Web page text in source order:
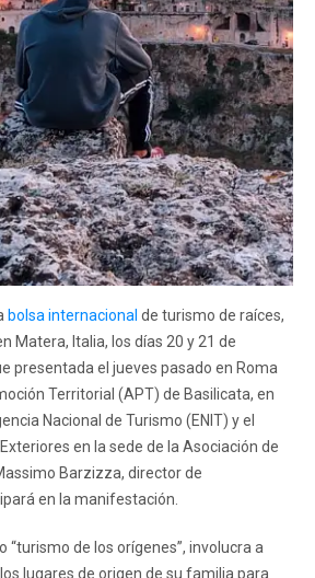
bolsa internacional de turismo de raíces,
Matera, Italia, los días 20 y 21 de
presentada el jueves pasado en Roma
Territorial (APT) de Basilicata, en
Nacional de Turismo (ENIT) y el
en la sede de la Asociación de
Barzizza, director de
en la manifestación.
“turismo de los orígenes”, involucra a
lugares de origen de su familia para